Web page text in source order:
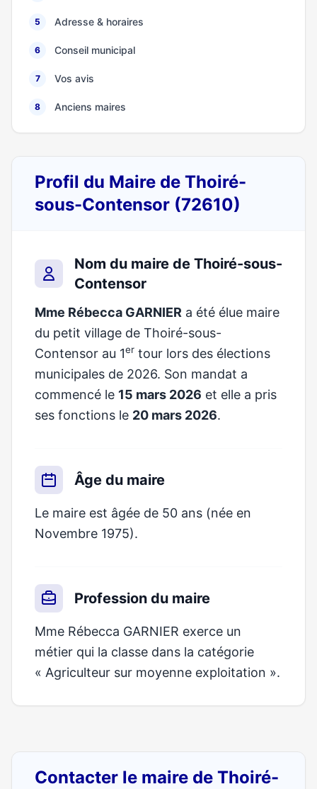
5 Adresse & horaires
6 Conseil municipal
7 Vos avis
8 Anciens maires
Profil du Maire de Thoiré-
sous-Contensor (72610)
Nom du maire de Thoiré-sous-
Contensor
Mme Rébecca GARNIER a été élue maire
du petit village de Thoiré-sous-
Contensor au 1er tour lors des élections
municipales de 2026. Son mandat a
commencé le 15 mars 2026 et elle a pris
ses fonctions le 20 mars 2026.
Âge du maire
Le maire est âgée de 50 ans (née en
Novembre 1975).
Profession du maire
Mme Rébecca GARNIER exerce un
métier qui la classe dans la catégorie
« Agriculteur sur moyenne exploitation ».
Contacter le maire de Thoiré-